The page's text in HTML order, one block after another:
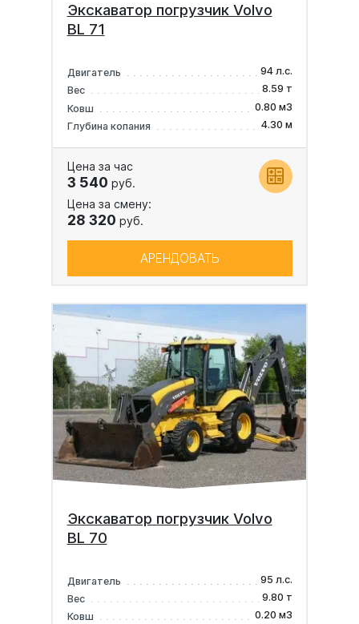
Экскаватор погрузчик Volvo
BL 71
Двигатель
94 л.с.
Вес
8.59 т
Ковш
0.80 м3
Глубина копания
4.30 м
Цена за час
3 540 руб.
Цена за смену:
28 320 руб.
АРЕНДОВАТЬ
Экскаватор погрузчик Volvo
BL 70
Двигатель
95 л.с.
Вес
9.80 т
Ковш
0.20 м3